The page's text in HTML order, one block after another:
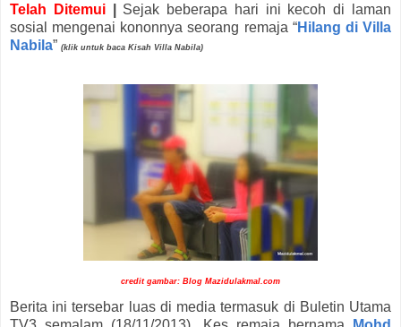
Telah Ditemui| Sejak beberapa hari ini kecoh di laman
sosial mengenai kononnya seorang remaja “Hilang di Villa
Nabila” (klik untuk baca Kisah Villa Nabila)
credit gambar: Blog Mazidulakmal.com
Berita ini tersebar luas di media termasuk di Buletin Utama